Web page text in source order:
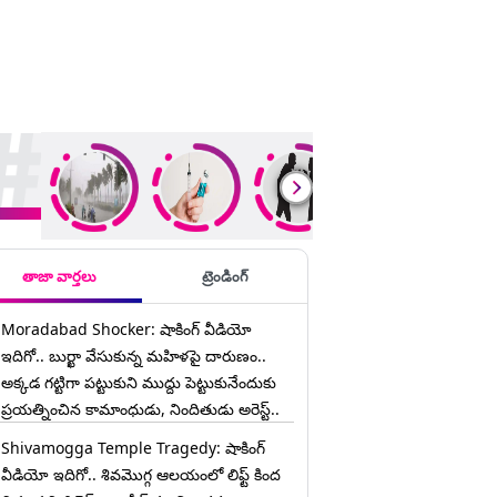
తాజా వార్తలు ట్రెండింగ్
Moradabad Shocker: షాకింగ్ వీడియో
ఇదిగో.. బుర్ఖా వేసుకున్న మహిళపై దారుణం..
అక్కడ గట్టిగా పట్టుకుని ముద్దు పెట్టుకునేందుకు
ప్రయత్నించిన కామాంధుడు, నిందితుడు అరెస్ట్..
Shivamogga Temple Tragedy: షాకింగ్
వీడియో ఇదిగో.. శివమొగ్గ ఆలయంలో లిఫ్ట్ కింద